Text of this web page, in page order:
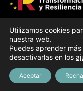
Diseño webGecko
Utilizamos cookies
nuestra web.
Puedes aprender
desactivarlas en los
Aceptar